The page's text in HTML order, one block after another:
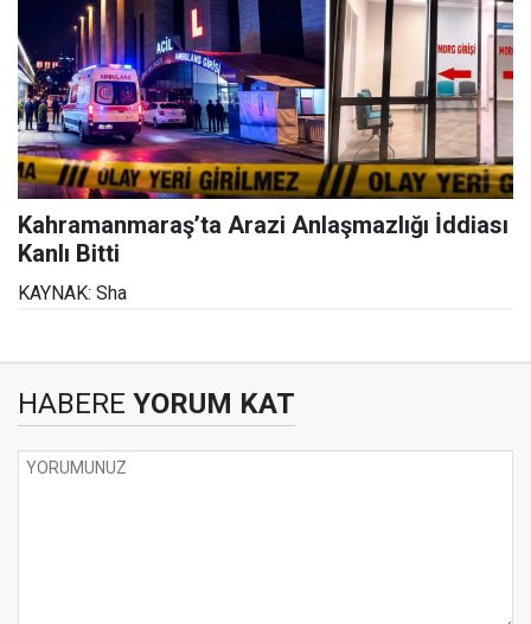
Kahramanmaraş’ta Arazi Anlaşmazlığı İddiası
Kanlı Bitti
KAYNAK: Sha
HABERE YORUM KAT